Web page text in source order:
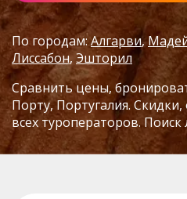
По городам:Алгарви
Лиссабон Эшторил
Сравнить цены,
Порту, Португалия.
всех туроператоров.